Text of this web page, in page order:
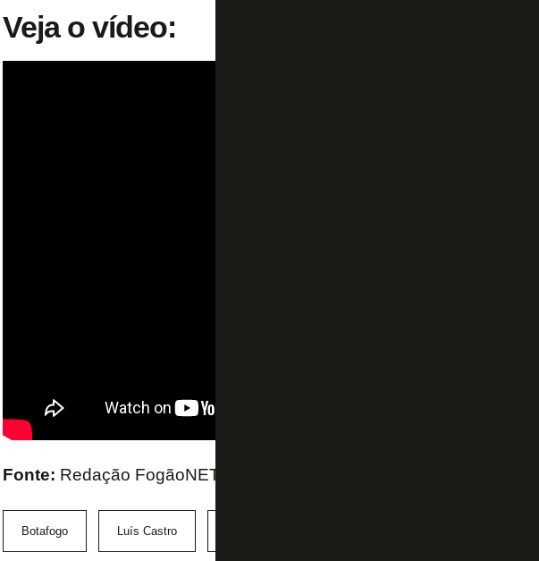
Veja o vídeo:
Fonte: Redação FogãoNET e Canal Resenha com TF
Botafogo Luís Castro